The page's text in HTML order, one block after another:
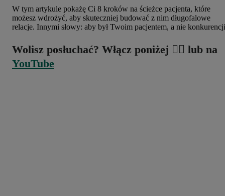
W tym artykule pokażę Ci 8 kroków na ścieżce pacjenta, które
możesz wdrożyć, aby skuteczniej budować z nim długofalowe
relacje. Innymi słowy: aby był Twoim pacjentem, a nie
Wolisz posłuchać? Włącz poniżej 👇🏻 lub na
YouTube